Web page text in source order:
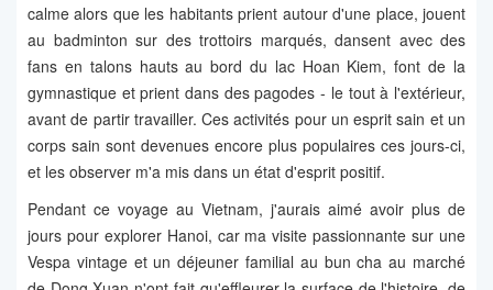
calme alors que les habitants prient autour d'une place, jouent
au badminton sur des trottoirs marqués, dansent avec des
fans en talons hauts au bord du lac Hoan Kiem, font de la
gymnastique et prient dans des pagodes - le tout à l'extérieur,
avant de partir travailler. Ces activités pour un esprit sain et un
corps sain sont devenues encore plus populaires ces jours-ci,
et les observer m'a mis dans un état d'esprit positif.
Pendant ce voyage au Vietnam, j'aurais aimé avoir plus de
jours pour explorer Hanoi, car ma visite passionnante sur une
Vespa vintage et un déjeuner familial au bun cha au marché